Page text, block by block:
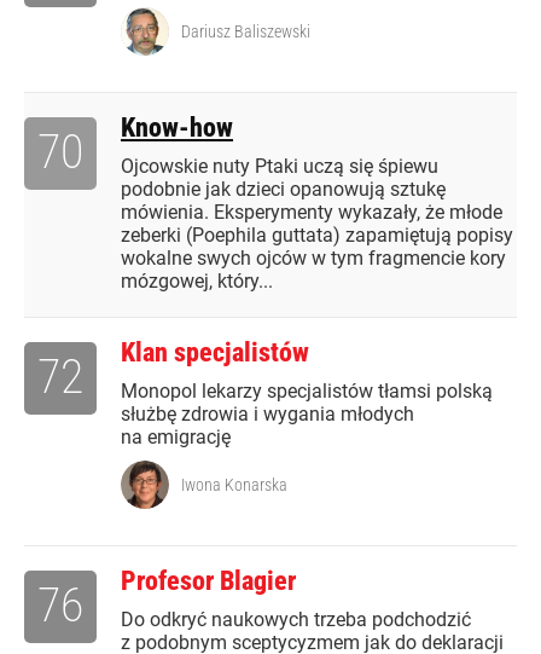
Dariusz Baliszewski
Know-how
Ojcowskie nuty Ptaki uczą się śpiewu
podobnie jak dzieci opanowują sztukę
mówienia. Eksperymenty wykazały, że młode
zeberki (Poephila guttata) zapamiętują popisy
wokalne swych ojców w tym fragmencie kory
mózgowej, który...
70
Klan specjalistów
Monopol lekarzy specjalistów tłamsi polską
służbę zdrowia i wygania młodych
na emigrację
72
Iwona Konarska
Profesor Blagier
Do odkryć naukowych trzeba podchodzić
z podobnym sceptycyzmem jak do deklaracji
76